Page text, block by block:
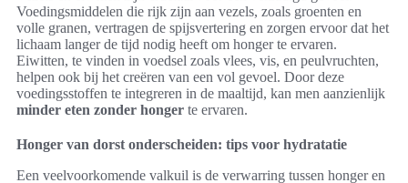
Voedingsmiddelen die rijk zijn aan vezels, zoals groenten en
volle granen, vertragen de spijsvertering en zorgen ervoor dat het
lichaam langer de tijd nodig heeft om honger te ervaren.
Eiwitten, te vinden in voedsel zoals vlees, vis, en peulvruchten,
helpen ook bij het creëren van een vol gevoel. Door deze
voedingsstoffen te integreren in de maaltijd, kan men aanzienlijk
minder eten zonder honger te ervaren.
Honger van dorst onderscheiden: tips voor hydratatie
Een veelvoorkomende valkuil is de verwarring tussen honger en